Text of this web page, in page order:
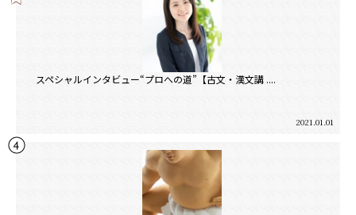
スペシャルインタビュー“プロへの道”【古文・漢文講 ....
2021.01.01